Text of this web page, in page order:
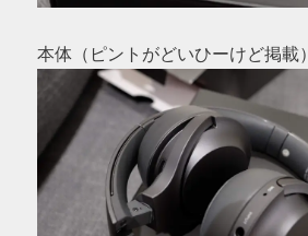
本体（ピントがどいひーけど掲載）